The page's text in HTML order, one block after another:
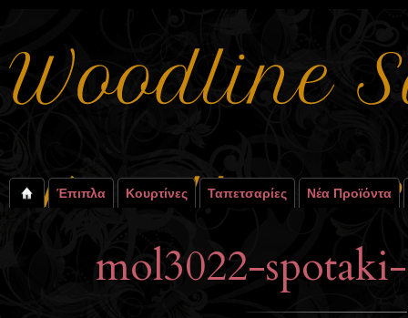
Έπιπλα Κουρτίνες Ταπετσαρίες Νέα Προϊόντα
mol3022-